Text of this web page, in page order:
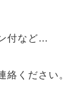
付など…
ください。